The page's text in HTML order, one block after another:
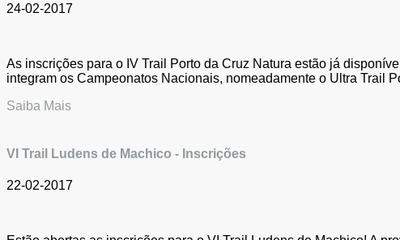
24-02-2017
As inscrições para o IV Trail Porto da Cruz Natura estão já
integram os Campeonatos Nacionais, nomeadamente o Ultra Trail
Saiba Mais
VI Trail Ludens de Machico - Inscrições
22-02-2017